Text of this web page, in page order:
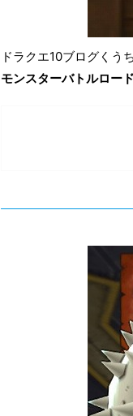
ドラクエ10ブログくう
モンスターバトルロー